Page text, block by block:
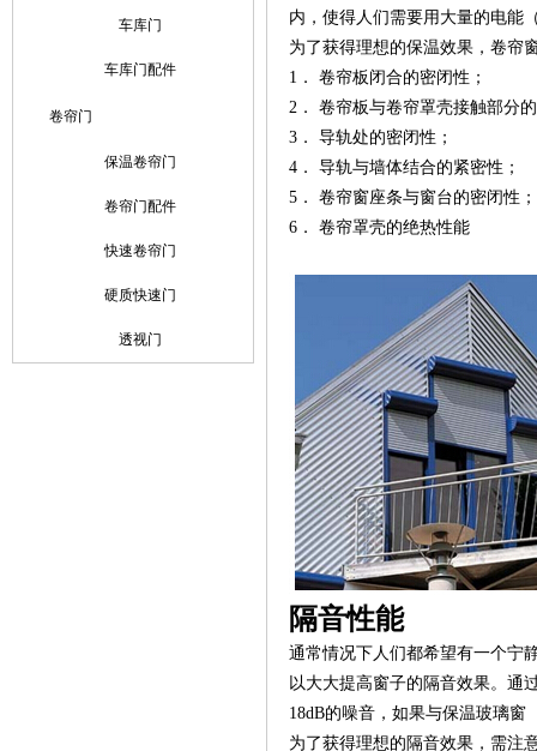
车库门
车库门配件
卷帘门
保温卷帘门
卷帘门配件
快速卷帘门
硬质快速门
透视门
内，使得人们需要用大量的电能
为了获得理想的保温效果，卷帘
1． 卷帘板闭合的密闭性；
2． 卷帘板与卷帘罩壳接触部分
3． 导轨处的密闭性；
4． 导轨与墙体结合的紧密性；
5． 卷帘窗座条与窗台的密闭性；
6． 卷帘罩壳的绝热性能
隔音性能
通常情况下人们都希望有一个宁
以大大提高窗子的隔音效果。通
18dB的噪音，如果与保温玻璃窗
为了获得理想的隔音效果，需注